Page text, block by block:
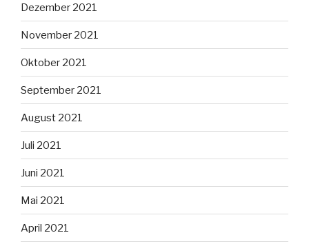
Dezember 2021
November 2021
Oktober 2021
September 2021
August 2021
Juli 2021
Juni 2021
Mai 2021
April 2021